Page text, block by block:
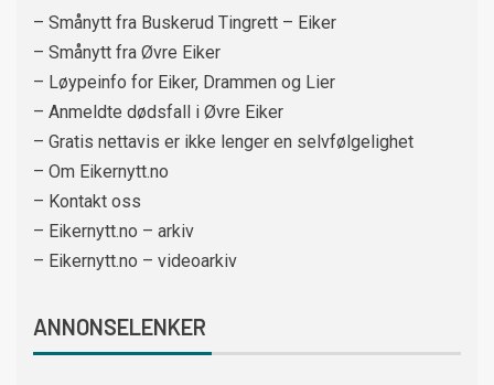
– Smånytt fra Buskerud Tingrett – Eiker
– Smånytt fra Øvre Eiker
– Løypeinfo for Eiker, Drammen og Lier
– Anmeldte dødsfall i Øvre Eiker
– Gratis nettavis er ikke lenger en selvfølgelighet
– Om Eikernytt.no
– Kontakt oss
– Eikernytt.no – arkiv
– Eikernytt.no – videoarkiv
ANNONSELENKER